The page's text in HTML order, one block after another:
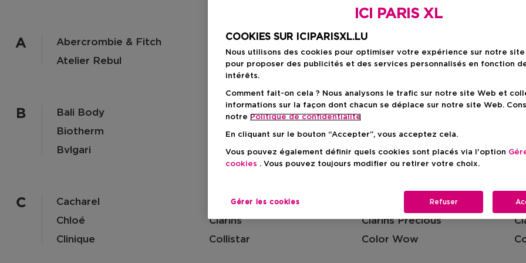
A Abercrombie & Fitch Ariana Grande Armani
Atelier Rebul
Aveda Azzaro
B Bali Body Beautical
Biotherm
Bondi Sands Boucheron
Bvlgari
By Terry
C Cacharel Calvin Klein Carolina Herrera
Chloé
Clarins Clarins Precious
Clinique
Collistar Color Wow
ICI PARIS XL
COOKIES SUR ICIPARISXL.LU
Nous utilisons des cookies pour optimiser votre expérience sur notre
pour proposer des publicités et des services personnalisés en fonction
intérêts.
Comment fait-on cela ? Nous analysons le trafic sur notre site Web et
informations sur la façon dont chacun se déplace sur notre site Web.
notre Politique de confidentialite
En cliquant sur le bouton “Accepter”, vous acceptez cela.
Vous pouvez également définir quels cookies sont placés via l'option
cookies . Vous pouvez toujours modifier ou retirer votre choix.
Gérer les cookies Refuser